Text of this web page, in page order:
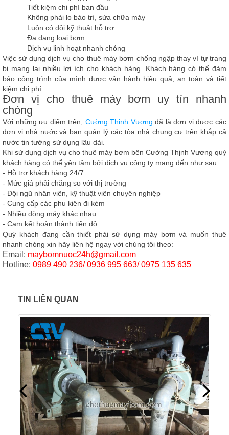
Tiết kiệm chi phí ban đầu
Không phải lo bảo trì, sửa chữa máy
Luôn có đội kỹ thuật hỗ trợ
Đa dạng loại bơm
Dịch vụ linh hoạt nhanh chóng
Việc sử dụng dịch vụ cho thuê máy bơm chống ngập thay vì tự trang
bị mang lại nhiều lợi ích cho khách hàng. Khách hàng có thể đảm
bảo công trình của mình được vận hành hiệu quả, an toàn và tiết
kiệm chi phí.
Đơn vị cho thuê máy bơm uy tín nhanh
chóng
Với những ưu điểm trên, Cường Thịnh Vương đã là đơn vị được các
đơn vị nhà nước và ban quản lý các tòa nhà chung cư trên khắp cả
nước tin tưởng sử dụng lâu dài.
Khi sử dụng dịch vụ cho thuê máy bơm bên Cường Thịnh Vương quý
khách hàng có thể yên tâm bởi dịch vụ công ty mang đến như sau:
- Hỗ trợ khách hàng 24/7
- Mức giá phải chăng so với thị trường
- Đội ngũ nhân viên, kỹ thuật viên chuyên nghiệp
- Cung cấp các phụ kiện đi kèm
- Nhiều dòng máy khác nhau
- Cam kết hoàn thành tiến độ
Quý khách đang cần thiết phải sử dụng máy bơm và muốn thuê
nhanh chóng xin hãy liên hệ ngay với chúng tôi theo:
Email: maybomnuoc24h@gmail.com
Hotline: 0989 490 236/ 0936 995 663/ 0975 135 635
TIN LIÊN QUAN